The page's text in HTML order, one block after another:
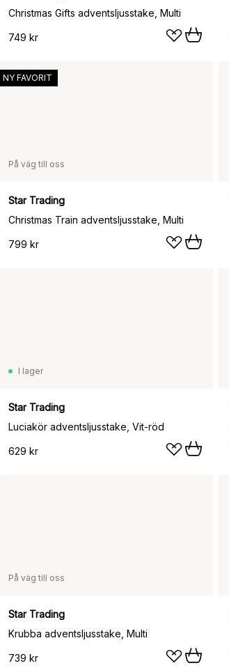
Christmas Gifts adventsljusstake, Multi
749 kr
På väg till oss
Star Trading
Christmas Train adventsljusstake, Multi
799 kr
NY FAVORIT
I lager
Star Trading
Luciakör adventsljusstake, Vit-röd
629 kr
På väg till oss
Star Trading
Krubba adventsljusstake, Multi
739 kr